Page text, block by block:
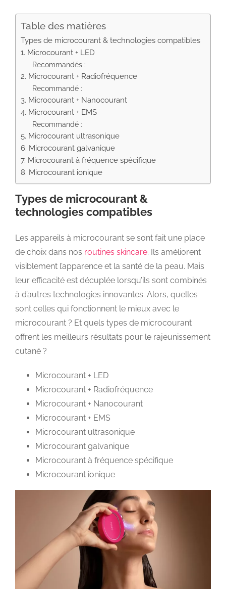
Table des matières
Types de microcourant & technologies compatibles
1. Microcourant + LED
Recommandés :
2. Microcourant + Radiofréquence
Recommandé :
3. Microcourant + Nanocourant
4. Microcourant + EMS
Recommandé :
5. Microcourant ultrasonique
6. Microcourant galvanique
7. Microcourant à fréquence spécifique
8. Microcourant ionique
Types de microcourant &
technologies compatibles
Les appareils à microcourant se sont fait une place
de choix dans nos routines skincare. Ils améliorent
visiblement l’apparence et la santé de la peau. Mais
leur efficacité est décuplée lorsqu’ils sont combinés
à d’autres technologies innovantes. Alors, quelles
sont celles qui fonctionnent le mieux avec le
microcourant ? Et quels types de microcourant
offrent les meilleurs résultats pour le rajeunissement
cutané ?
Microcourant + LED
Microcourant + Radiofréquence
Microcourant + Nanocourant
Microcourant + EMS
Microcourant ultrasonique
Microcourant galvanique
Microcourant à fréquence spécifique
Microcourant ionique